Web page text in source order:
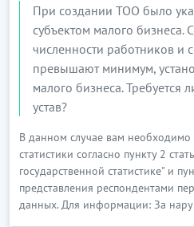
аудита;
2) восстановление и ведение
бухгалтерского учета,
финансовой отчетности,
подготовка финансовых
другие услуги в сфере
бухгалтерского учета;
При создании ТОО было
субъектом малого бизнеса.
численности работников и
превышают минимум,
малого бизнеса. Требуется
устав?
В данном случае вам необходимо
статистики согласно пункту 2
государственной статистике" и
представления респондентами
данных. Для информации: За